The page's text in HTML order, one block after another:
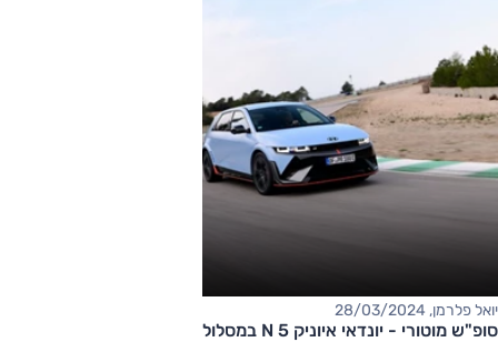
יואל פלרמן, 28/03/2024
סופ"ש מוטורי - יונדאי איוניק 5 N במסלול